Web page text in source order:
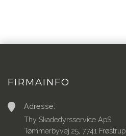
FIRMAINFO
Adresse:
Thy Skadedyrsservice ApS
Tømmerbyvej 25, 7741 Frøstrup